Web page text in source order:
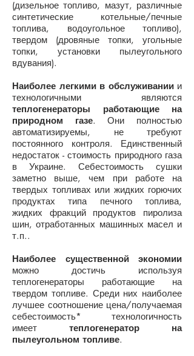
(дизельное топливо, мазут, различные
синтетические котельные/печные
топлива, водоугольное топливо),
твердом (дровяные топки, угольные
топки, установки пылеугольного
вдувания).
Наиболее легкими в обслуживаниии
технологичными являются
теплогенераторы работающие на
природном газе. Они полностью
автоматизируемы, не требуют
постоянного контроля. Единственный
недостаток - стоимость природного газа
в Украине. Себестоимость сушки
заметно выше, чем при работе на
твердых топливах или жидких горючих
продуктах типа печного топлива,
жидких фракций продуктов пиролиза
шин, отработанных машинных масел и
т.п..
Наиболее существенной экономии
можно достичь используя
теплогенераторы работающие на
твердом топливе. Среди них наиболее
лучшее соотношение цена/получаемая
себестоимость* технологичность
имеет теплогенератор на
пылеугольном топливе.